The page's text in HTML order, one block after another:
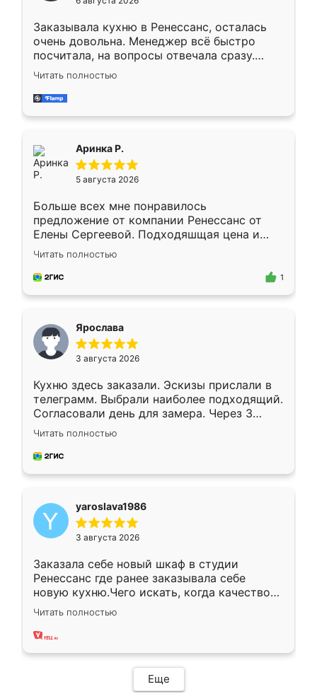
мебели буду заказывать только здесь.
Заказывала кухню в Ренессанс, осталась
очень довольна. Менеджер всё быстро
посчитала, на вопросы отвечала сразу.
Замерщик приехал в субботу, подошёл к
делу со всей ответственностью. Собрали
за день, ребята работали аккуратно, даже
Читать полностью
Аринка Р.
5 августа 2026
Больше всех мне понравилось
предложение от компании Ренессанс от
Елены Сергеевой. Подходяшщая цена и
короткие сроки изготовления. Приехавший
для замера сотрудник Владислав
предложил по моему эскизу самый
Читать полностью
1
Ярослава
3 августа 2026
Кухню здесь заказали. Эскизы прислали в
телеграмм. Выбрали наиболее подходящий.
Согласовали день для замера. Через 3
недели кухня была уже готова. Остались
довольны работой. Спасибо Ренессанс
мебель за качественную работу!
Читать полностью
yaroslava1986
3 августа 2026
Заказала себе новый шкаф в студии
Ренессанс где ранее заказывала себе
новую кухню.Чего искать, когда качеством
вполне довольна. Служит кухня уже почти
два года, нареканий нет.
Читать полностью
Еще